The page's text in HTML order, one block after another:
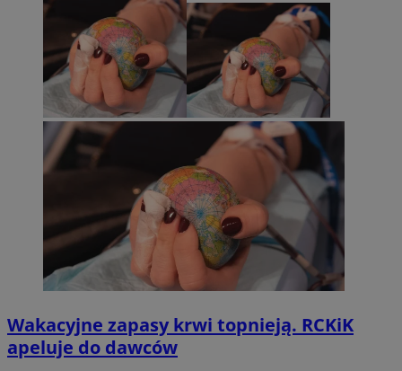
Wakacyjne zapasy krwi topnieją. RCKiK
apeluje do dawców